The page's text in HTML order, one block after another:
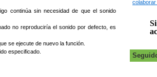
continúa sin necesidad de que el sonido
no reproduciría el sonido por defecto, es
se ejecute de nuevo la función.
especificado.
colaborar